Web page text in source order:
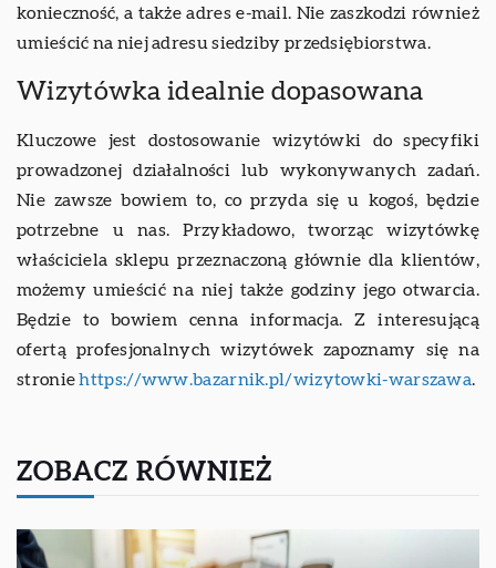
konieczność, a także adres e-mail. Nie zaszkodzi również
umieścić na niej adresu siedziby przedsiębiorstwa.
Wizytówka idealnie dopasowana
Kluczowe jest dostosowanie wizytówki do specyfiki
prowadzonej działalności lub wykonywanych zadań.
Nie zawsze bowiem to, co przyda się u kogoś, będzie
potrzebne u nas. Przykładowo, tworząc wizytówkę
właściciela sklepu przeznaczoną głównie dla klientów,
możemy umieścić na niej także godziny jego otwarcia.
Będzie to bowiem cenna informacja. Z interesującą
ofertą profesjonalnych wizytówek zapoznamy się na
stroniehttps://www.bazarnik.pl/wizytowki-warszawa.
ZOBACZ RÓWNIEŻ